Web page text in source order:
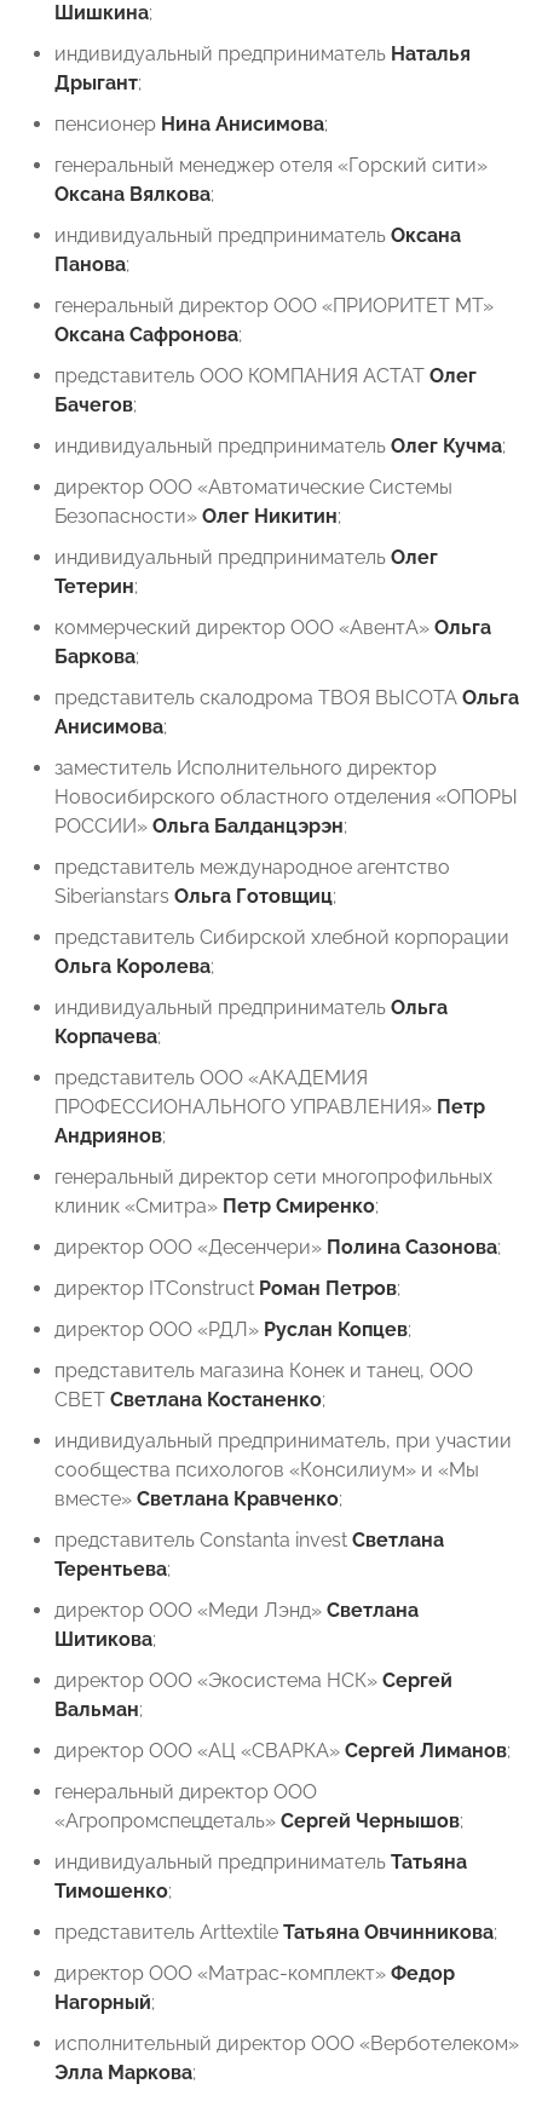
Шишкина;
индивидуальный предприниматель Наталья
Дрыгант;
пенсионер Нина Анисимова;
генеральный менеджер отеля «Горский сити»
Оксана Вялкова;
индивидуальный предприниматель Оксана
Панова;
генеральный директор ООО «ПРИОРИТЕТ МТ»
Оксана Сафронова;
представитель ООО КОМПАНИЯ АСТАТ Олег
Бачегов;
индивидуальный предприниматель Олег Кучма;
директор ООО «Автоматические Системы
Безопасности» Олег Никитин;
индивидуальный предприниматель Олег
Тетерин;
коммерческий директор ООО «АвентА» ⁠Ольга
Баркова;
представитель скалодрома ТВОЯ ВЫСОТА Ольга
Анисимова;
заместитель Исполнительного директор
Новосибирского областного отделения «ОПОРЫ
РОССИИ» Ольга Балданцэрэн;
представитель международное агентство
Siberianstars Ольга Готовщиц;
представитель Сибирской хлебной корпорации
Ольга Королева;
индивидуальный предприниматель Ольга
Корпачева;
представитель ООО «АКАДЕМИЯ
ПРОФЕССИОНАЛЬНОГО УПРАВЛЕНИЯ» Петр
Андриянов;
генеральный директор сети многопрофильных
клиник «Смитра» Петр Смиренко;
директор ООО «Десенчери» Полина Сазонова;
директор ITConstruct Роман Петров;
директор ООО «РДЛ» Руслан Копцев;
представитель магазина Конек и танец, ООО
СВЕТ Светлана Костаненко;
индивидуальный предприниматель, при участии
сообщества психологов «Консилиум» и «Мы
вместе» Светлана Кравченко;
представитель Constanta invest Светлана
Терентьева;
директор ООО «Меди Лэнд» Светлана
Шитикова;
директор ООО «Экосистема НСК» ⁠Сергей
Вальман;
⁠директор ООО «АЦ «СВАРКА» Сергей Лиманов;
генеральный директор ООО
«Агропромспецдеталь» Сергей Чернышов;
индивидуальный предприниматель Татьяна
Тимошенко;
представитель Arttextile Татьяна Овчинникова;
директор ООО «Матрас-комплект» Федор
Нагорный;
исполнительный директор ООО «Верботелеком»
Элла Маркова;